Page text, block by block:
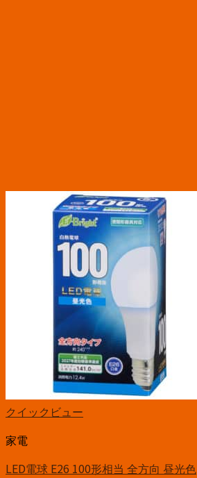
クイックビュー
家電
LED電球 E26 100形相当 全方向 昼光色